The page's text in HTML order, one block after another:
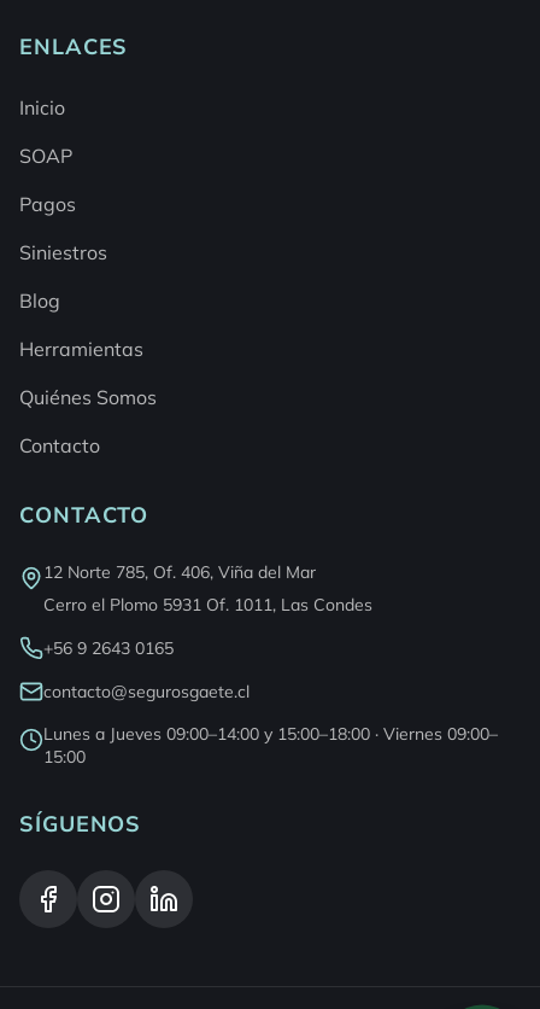
ENLACES
Inicio
SOAP
Pagos
Siniestros
Blog
Herramientas
Quiénes Somos
Contacto
CONTACTO
12 Norte 785, Of. 406, Viña del Mar
Cerro el Plomo 5931 Of. 1011, Las Condes
+56 9 2643 0165
contacto@segurosgaete.cl
Lunes a Jueves 09:00–14:00 y 15:00–18:00 · Viernes 09:00–
15:00
SÍGUENOS